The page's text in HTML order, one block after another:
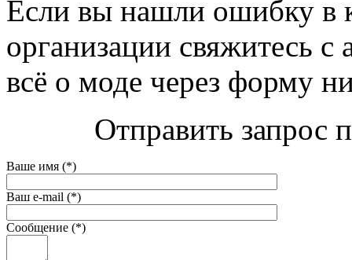
Если вы нашли ошибку в
организации свяжитесь
всё о моде через форму
Отправить запрос
Ваше имя (*)
Ваш e-mail (*)
Сообщение (*)